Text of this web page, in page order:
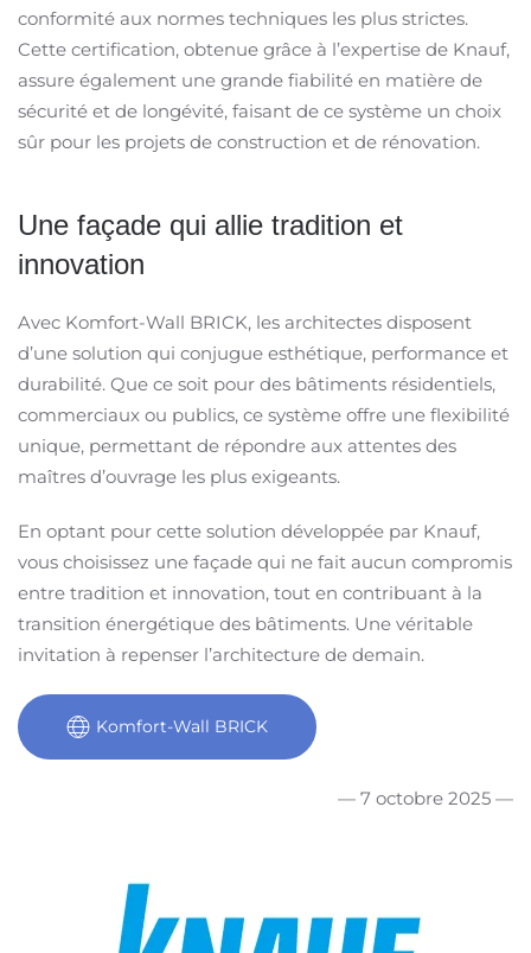
conformité aux normes techniques les plus strictes.
Cette certification, obtenue grâce à l’expertise de Knauf,
assure également une grande fiabilité en matière de
sécurité et de longévité, faisant de ce système un choix
sûr pour les projets de construction et de rénovation.
Une façade qui allie tradition et
innovation
Avec Komfort-Wall BRICK, les architectes disposent
d’une solution qui conjugue esthétique, performance et
durabilité. Que ce soit pour des bâtiments résidentiels,
commerciaux ou publics, ce système offre une flexibilité
unique, permettant de répondre aux attentes des
maîtres d’ouvrage les plus exigeants.
En optant pour cette solution développée par Knauf,
vous choisissez une façade qui ne fait aucun compromis
entre tradition et innovation, tout en contribuant à la
transition énergétique des bâtiments. Une véritable
invitation à repenser l’architecture de demain.
Komfort-Wall BRICK
— 7 octobre 2025 —